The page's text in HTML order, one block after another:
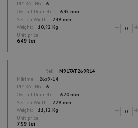
PLY RATING:
6
Overall Diameter:
645 mm
Section Width:
249 mm
Weight:
10,92 Kg
Unit price:
649 lei
Ref.:
M917AT269R14
Mărime:
26x9-14
PLY RATING:
6
Overall Diameter:
670 mm
Section Width:
229 mm
Weight:
11,12 Kg
Unit price:
799 lei